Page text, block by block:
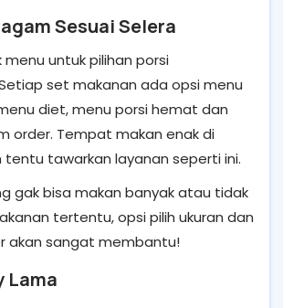
Sesuai Selera
menu untuk pilihan porsi
set makanan ada opsi menu
diet, menu porsi hemat dan
order. Tempat makan enak di
tawarkan layanan seperti ini.
gak bisa makan banyak atau tidak
tertentu, opsi pilih ukuran dan
akan sangat membantu!
Lama